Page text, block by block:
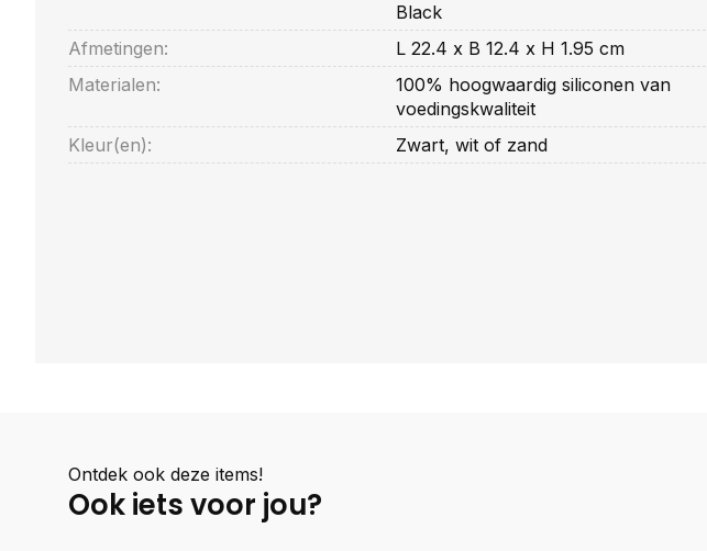
Black
Afmetingen:
L 22.4 x B 12.4 x H 1.95 cm
Materialen:
100% hoogwaardig siliconen van
voedingskwaliteit
Kleur(en):
Zwart, wit of zand
Ontdek ook deze items!
Ook iets voor jou?